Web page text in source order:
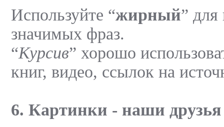
Используйте “жирный” для
значимых фраз.
“Курсив” хорошо
книг, видео, ссылок на
6. Картинки - наши друзья